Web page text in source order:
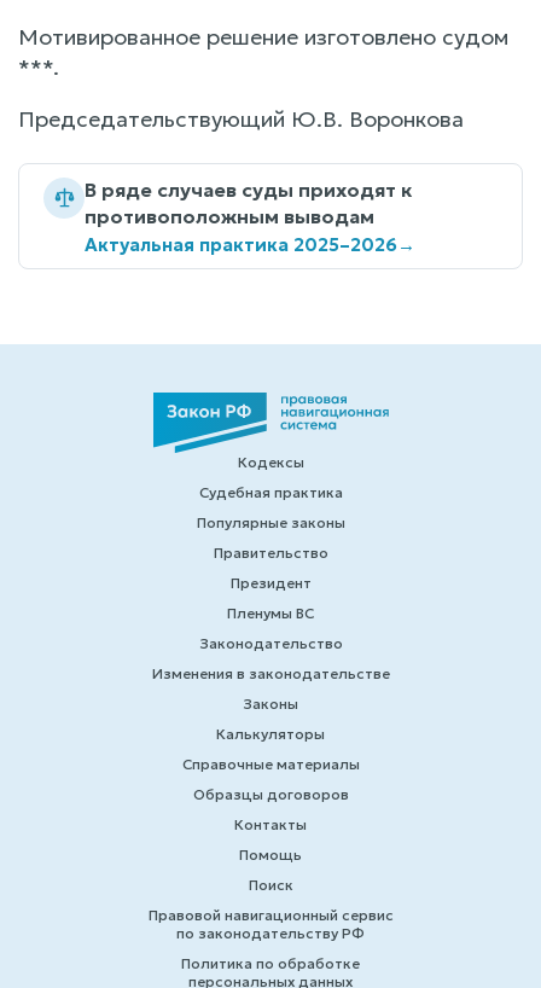
Мотивированное решение изготовлено судом
***.
Председательствующий Ю.В. Воронкова
В ряде случаев суды приходят к
противоположным выводам
Актуальная практика 2025–2026→
Кодексы
Судебная практика
Популярные законы
Правительство
Президент
Пленумы ВС
Законодательство
Изменения в законодательстве
Законы
Калькуляторы
Справочные материалы
Образцы договоров
Контакты
Помощь
Поиск
Правовой навигационный сервис
по законодательству РФ
Политика по обработке
персональных данных